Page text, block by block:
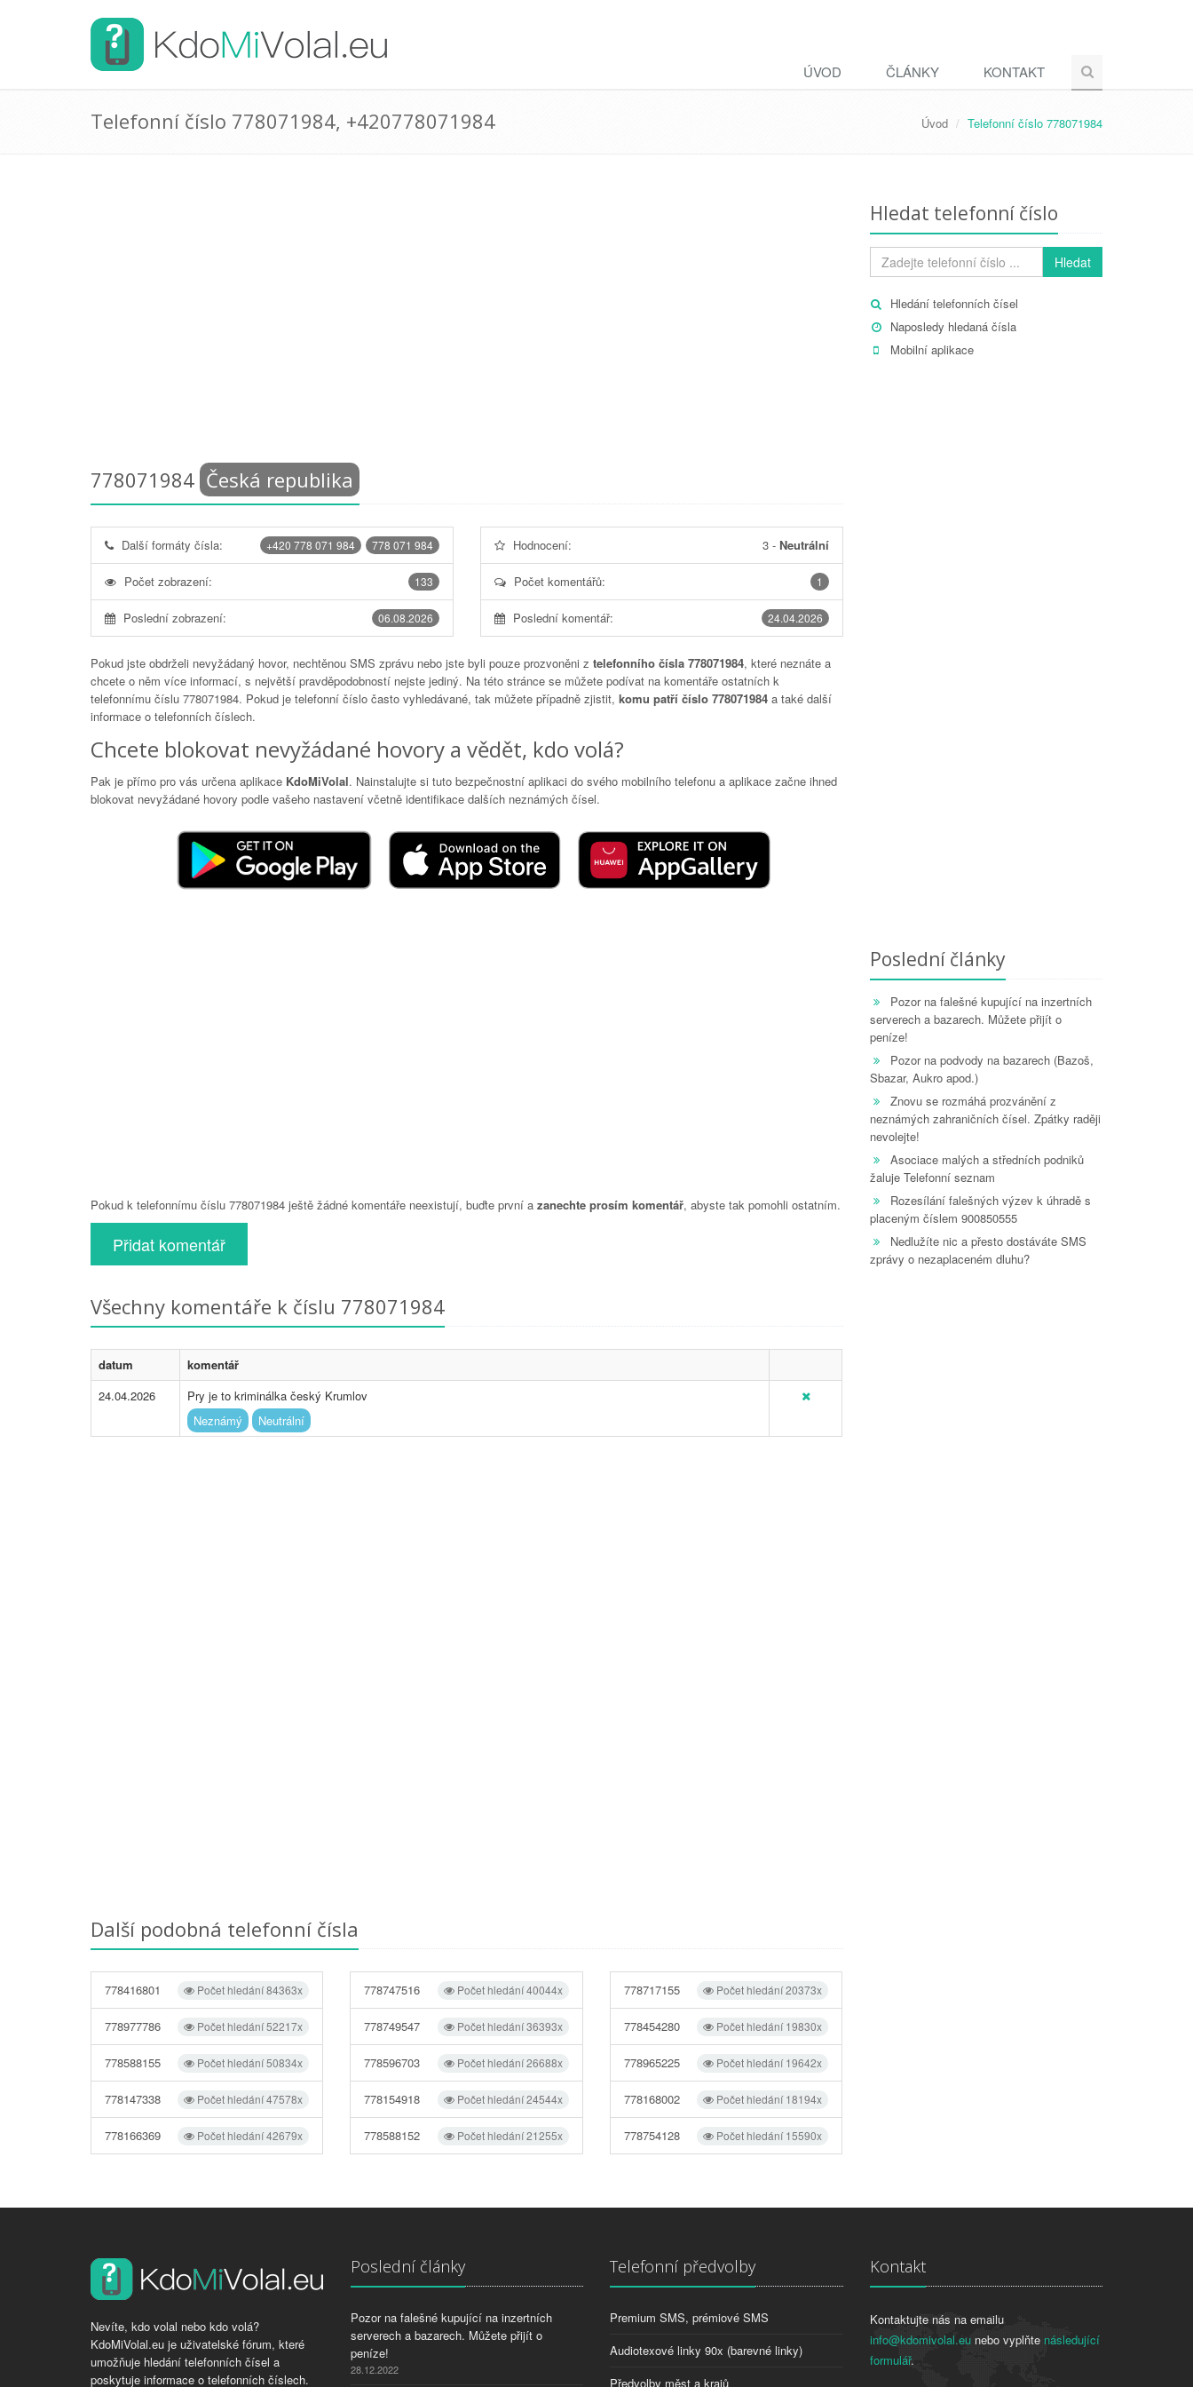
ÚVOD ČLÁNKY KONTAKT
Telefonní číslo 778071984, +420778071984 Úvod Telefonní číslo 778071984
778071984 Česká republika
778 071 984
+420 778 071 984
Další formáty čísla:
133
Počet zobrazení:
06.08.2026
Poslední zobrazení:
Hodnocení: 3- Neutrální
1
Počet komentářů:
24.04.2026
Poslední komentář:
Pokud jste obdrželi nevyžádaný hovor, nechtěnou SMS zprávu nebo jste byli pouze prozvoněni z telefonního čísla 778071984, které neznáte a
chcete o něm více informací, s největší pravděpodobností nejste jediný. Na této stránce se můžete podívat na komentáře ostatních k
telefonnímu číslu 778071984. Pokud je telefonní číslo často vyhledávané, tak můžete případně zjistit, komu patří číslo 778071984 a také další
informace o telefonních číslech.
Chcete blokovat nevyžádané hovory a vědět, kdo volá?
Pak je přímo pro vás určena aplikace KdoMiVolal. Nainstalujte si tuto bezpečnostní aplikaci do svého mobilního telefonu a aplikace začne ihned
blokovat nevyžádané hovory podle vašeho nastavení včetně identifikace dalších neznámých čísel.
Pokud k telefonnímu číslu 778071984 ještě žádné komentáře neexistují, buďte první a zanechte prosím komentář, abyste tak pomohli ostatním.
Přidat komentář
Všechny komentáře k číslu 778071984
datum
komentář
24.04.2026
Pry je to kriminálka český Krumlov
Neznámý
Neutrální
Další podobná telefonní čísla
Počet hledání 84363x
778416801
Počet hledání 52217x
778977786
Počet hledání 50834x
778588155
Počet hledání 47578x
778147338
Počet hledání 42679x
778166369
Počet hledání 40044x
778747516
Počet hledání 36393x
778749547
Počet hledání 26688x
778596703
Počet hledání 24544x
778154918
Počet hledání 21255x
778588152
Počet hledání 20373x
778717155
Počet hledání 19830x
778454280
Počet hledání 19642x
778965225
Počet hledání 18194x
778168002
Počet hledání 15590x
778754128
Hledat telefonní číslo
Hledat
Hledání telefonních čísel
Naposledy hledaná čísla
Mobilní aplikace
Poslední články
Pozor na falešné kupující na inzertních
serverech a bazarech. Můžete přijít o
peníze!
Pozor na podvody na bazarech (Bazoš,
Sbazar, Aukro apod.)
Znovu se rozmáhá prozvánění z
neznámých zahraničních čísel. Zpátky raději
nevolejte!
Asociace malých a středních podniků
žaluje Telefonní seznam
Rozesílání falešných výzev k úhradě s
placeným číslem 900850555
Nedlužíte nic a přesto dostáváte SMS
zprávy o nezaplaceném dluhu?
Nevíte, kdo volal nebo kdo volá?
KdoMiVolal.eu je uživatelské fórum, které
umožňuje hledání telefonních čísel a
poskytuje informace o telefonních číslech.
Poslední články
Pozor na falešné kupující na inzertních
serverech a bazarech. Můžete přijít o
peníze!
28.12.2022
Telefonní předvolby
Premium SMS, prémiové SMS
Audiotexové linky 90x (barevné linky)
Předvolby měst a krajů
Kontakt
Kontaktujte nás na emailu
info@kdomivolal.eunebo vyplňte následující
formulář.